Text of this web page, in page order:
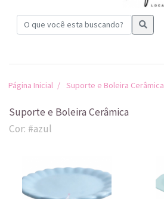
Página Inicial Suporte e Boleira Cerâmica
Suporte e Boleira Cerâmica
Cor: #azul